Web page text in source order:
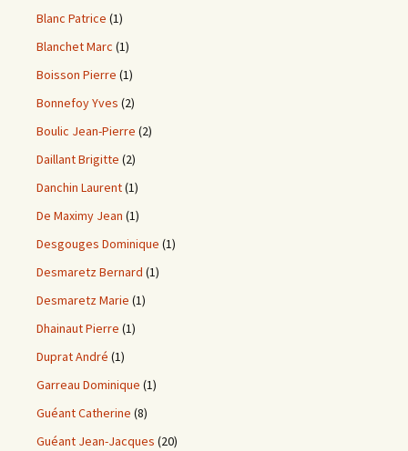
Blanc Patrice (1)
Blanchet Marc (1)
Boisson Pierre (1)
Bonnefoy Yves (2)
Boulic Jean-Pierre (2)
Daillant Brigitte (2)
Danchin Laurent(1)
De Maximy Jean (1)
Desgouges Dominique (1)
Desmaretz Bernard (1)
Desmaretz Marie (1)
Dhainaut Pierre (1)
Duprat André (1)
Garreau Dominique (1)
Guéant Catherine (8)
Guéant Jean-Jacques (20)